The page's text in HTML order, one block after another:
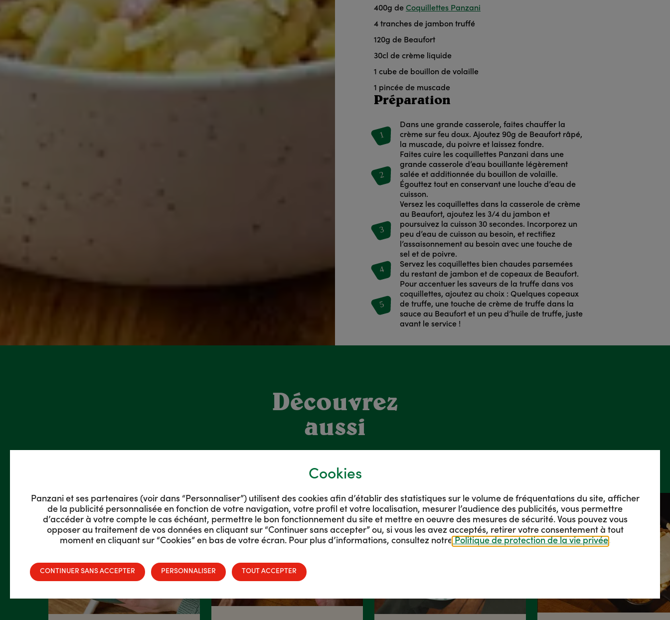
400g de Coquillettes Panzani
4 tranches de jambon truffé
120g de Beaufort
30cl de crème liquide
1 cube de bouillon de volaille
1 pincée de muscade
Préparation
1
Dans une grande casserole, faites chauffer la
crème sur feu doux. Ajoutez 90g de Beaufort râpé,
la muscade, du poivre et laissez fondre.
2
Faites cuire les coquillettes Panzani dans une
grande casserole d’eau bouillante légèrement
salée et additionnée du bouillon de volaille.
Égouttez tout en conservant une louche d’eau de
cuisson.
3
Versez les coquillettes dans la casserole de crème
au Beaufort, ajoutez les 3/4 du jambon et
poursuivez la cuisson 30 secondes. Incorporez un
peu d’eau de cuisson au besoin, et rectifiez
l’assaisonnement au besoin avec une touche de
sel et de poivre.
4
Servez les coquillettes bien chaudes parsemées
du restant de jambon et de copeaux de Beaufort.
5
Pour accentuer les saveurs de la truffe dans vos
coquillettes, ajoutez au choix : Quelques copeaux
de truffe, une touche de crème de truffe dans la
sauce au Beaufort et un peu d’huile de truffe, juste
avant le service !
Découvrez
aussi
NOS IDÉES RECETTES
Cookies
Panzani et ses partenaires (voir dans “Personnaliser”) utilisent des cookies afin d’établir des statistiques sur le volume de fréquentations du site, afficher
de la publicité personnalisée en fonction de votre navigation, votre profil et votre localisation, mesurer l’audience des publicités, vous permettre
d’accéder à votre compte le cas échéant, permettre le bon fonctionnement du site et mettre en oeuvre des mesures de sécurité. Vous pouvez vous
opposer au traitement de vos données en cliquant sur “Continuer sans accepter” ou, si vous les avez acceptés, retirer votre consentement à tout
moment en cliquant sur “Cookies” en bas de votre écran. Pour plus d’informations, consultez notre Politique de protection de la vie privée.
CONTINUER SANS ACCEPTER PERSONNALISER TOUT ACCEPTER